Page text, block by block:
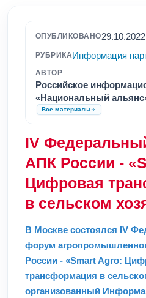
ОПУБЛИКОВАНО
РУБРИКАИнформация
АВТОР
Российское
«Национальный
Все материалы
IV
АПК России -
Цифровая
в сельском
В Москве состоялся IV
форум
России - «Smart Agro:
трансформация в
организованный